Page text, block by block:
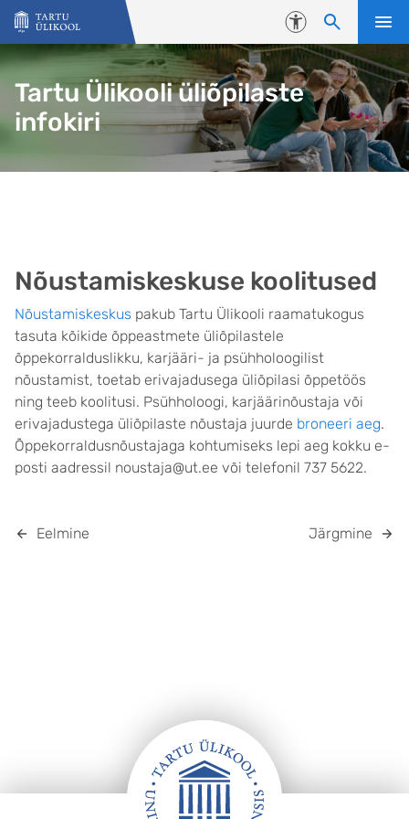
Liigu edasi põhisisu juurde
Juurdepääsetavus
Tartu Ülikooli üliõpilaste
infokiri
Nõustamiskeskuse koolitused
Nõustamiskeskus pakub Tartu Ülikooli raamatukogus
tasuta kõikide õppeastmete üliõpilastele
õppekorralduslikku, karjääri- ja psühholoogilist
nõustamist, toetab erivajadusega üliõpilasi õppetöös
ning teeb koolitusi. Psühholoogi, karjäärinõustaja või
erivajadustega üliõpilaste nõustaja juurde broneeri aeg.
Õppekorraldusnõustajaga kohtumiseks lepi aeg kokku e-
posti aadressil noustaja@ut.ee või telefonil 737 5622.
Eelmine Järgmine